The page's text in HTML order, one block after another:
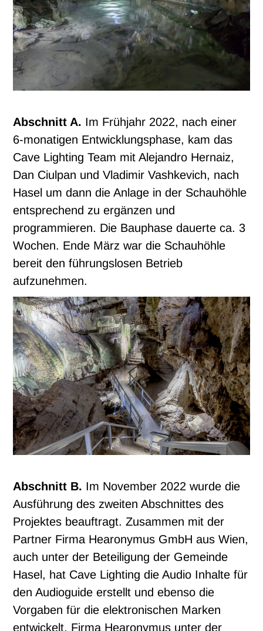
Abschnitt A. Im Frühjahr 2022, nach einer
6-monatigen Entwicklungsphase, kam das
Cave Lighting Team mit Alejandro Hernaiz,
Dan Ciulpan und Vladimir Vashkevich, nach
Hasel um dann die Anlage in der Schauhöhle
entsprechend zu ergänzen und
programmieren. Die Bauphase dauerte ca. 3
Wochen. Ende März war die Schauhöhle
bereit den führungslosen Betrieb
aufzunehmen.
Abschnitt B. Im November 2022 wurde die
Ausführung des zweiten Abschnittes des
Projektes beauftragt. Zusammen mit der
Partner Firma Hearonymus GmbH aus Wien,
auch unter der Beteiligung der Gemeinde
Hasel, hat Cave Lighting die Audio Inhalte für
den Audioguide erstellt und ebenso die
Vorgaben für die elektronischen Marken
entwickelt. Firma Hearonymus unter der